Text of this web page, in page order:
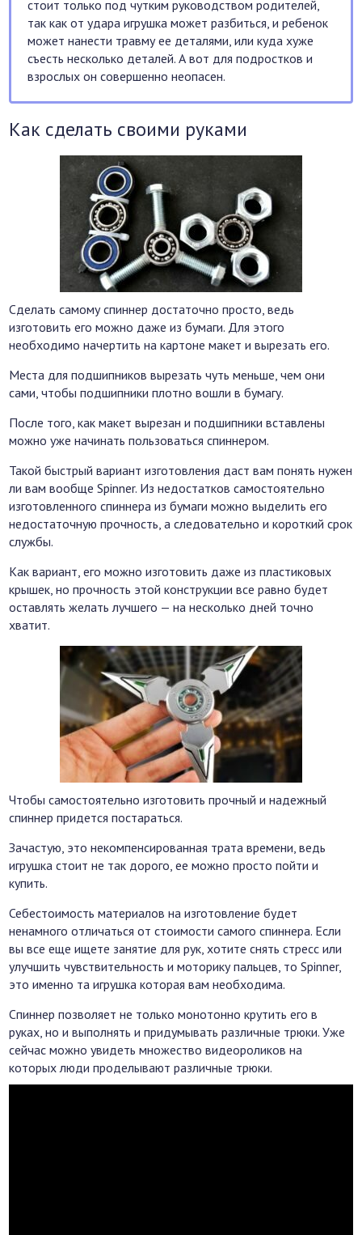
стоит только под чутким руководством родителей,
так как от удара игрушка может разбиться, и ребенок
может нанести травму ее деталями, или куда хуже
съесть несколько деталей. А вот для подростков и
взрослых он совершенно неопасен.
Как сделать своими руками
Сделать самому спиннер достаточно просто, ведь
изготовить его можно даже из бумаги. Для этого
необходимо начертить на картоне макет и вырезать его.
Места для подшипников вырезать чуть меньше, чем они
сами, чтобы подшипники плотно вошли в бумагу.
После того, как макет вырезан и подшипники вставлены
можно уже начинать пользоваться спиннером.
Такой быстрый вариант изготовления даст вам понять нужен
ли вам вообще Spinner. Из недостатков самостоятельно
изготовленного спиннера из бумаги можно выделить его
недостаточную прочность, а следовательно и короткий срок
службы.
Как вариант, его можно изготовить даже из пластиковых
крышек, но прочность этой конструкции все равно будет
оставлять желать лучшего — на несколько дней точно
хватит.
Чтобы самостоятельно изготовить прочный и надежный
спиннер придется постараться.
Зачастую, это некомпенсированная трата времени, ведь
игрушка стоит не так дорого, ее можно просто пойти и
купить.
Себестоимость материалов на изготовление будет
ненамного отличаться от стоимости самого спиннера. Если
вы все еще ищете занятие для рук, хотите снять стресс или
улучшить чувствительность и моторику пальцев, то Spinner,
это именно та игрушка которая вам необходима.
Спиннер позволяет не только монотонно крутить его в
руках, но и выполнять и придумывать различные трюки. Уже
сейчас можно увидеть множество видеороликов на
которых люди проделывают различные трюки.